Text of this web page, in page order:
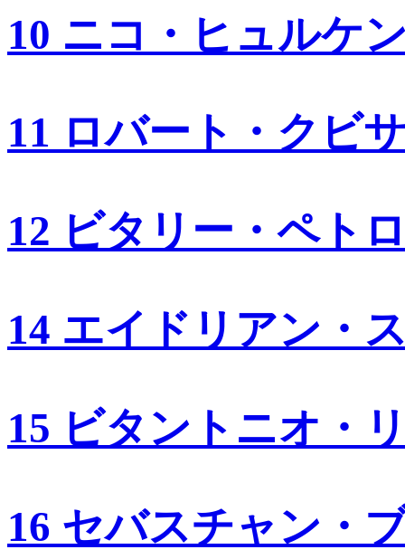
10 ニコ・ヒュルケ
11 ロバート・クビ
12 ビタリー・ペト
14 エイドリアン・
15 ビタントニオ・
16 セバスチャン・